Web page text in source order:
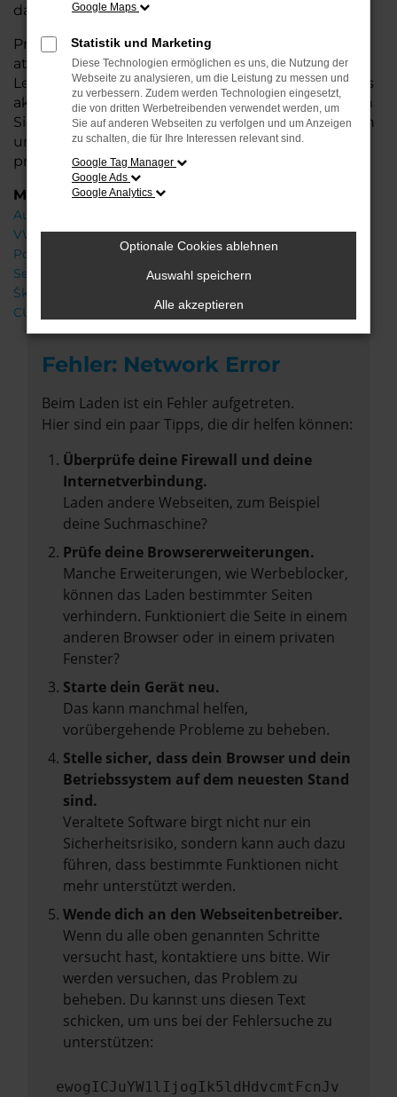
damit Sie das für Sie passende Fahrzeug finden.
Profitieren Sie von zusätzlichen Services wie
attraktiven Finanzierungsmöglichkeiten,
Leasingangeboten und der Inzahlungnahme Ihres
aktuellen Fahrzeugs. Besuchen Sie uns und lassen
Sie sich von unseren Experten beraten – wir freuen
uns, Ihnen den perfekten Neuwagen zu
präsentieren!
Marken
Audi
VW
Porsche
Seat
Škoda
CUPRA
Fehler: Network Error
Beim Laden ist ein Fehler aufgetreten.
Hier sind ein paar Tipps, die dir helfen können:
Überprüfe deine Firewall und deine
Internetverbindung.
Laden andere Webseiten, zum Beispiel
deine Suchmaschine?
Prüfe deine Browsererweiterungen.
Manche Erweiterungen, wie Werbeblocker,
können das Laden bestimmter Seiten
verhindern. Funktioniert die Seite in einem
anderen Browser oder in einem privaten
Fenster?
Starte dein Gerät neu.
Das kann manchmal helfen,
vorübergehende Probleme zu beheben.
Stelle sicher, dass dein Browser und dein
Betriebssystem auf dem neuesten Stand
sind.
Veraltete Software birgt nicht nur ein
Sicherheitsrisiko, sondern kann auch dazu
führen, dass bestimmte Funktionen nicht
mehr unterstützt werden.
Wende dich an den Webseitenbetreiber.
Wenn du alle oben genannten Schritte
versucht hast, kontaktiere uns bitte. Wir
werden versuchen, das Problem zu
beheben. Du kannst uns diesen Text
schicken, um uns bei der Fehlersuche zu
unterstützen:
ewogICJuYW1lIjogIk5ldHdvcmtFcnJv
Google Maps
Statistik und Marketing
Diese Technologien ermöglichen es uns, die Nutzung der
Webseite zu analysieren, um die Leistung zu messen und
zu verbessern. Zudem werden Technologien eingesetzt,
die von dritten Werbetreibenden verwendet werden, um
Sie auf anderen Webseiten zu verfolgen und um Anzeigen
zu schalten, die für Ihre Interessen relevant sind.
Google Tag Manager
Google Ads
Google Analytics
Optionale Cookies ablehnen
Auswahl speichern
Alle akzeptieren